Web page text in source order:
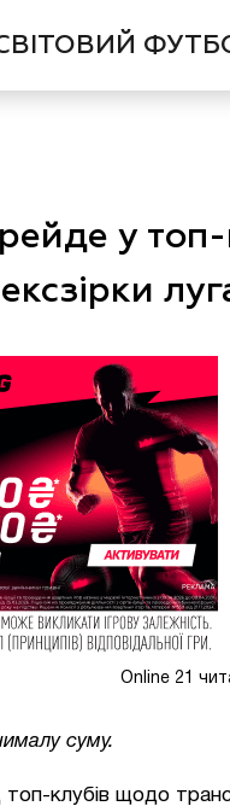
у
Online 21
суму.
топ-клубів щодо